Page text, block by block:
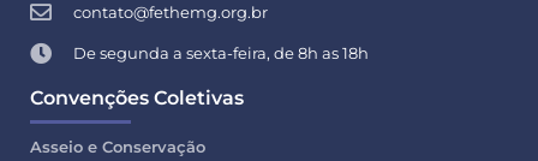
contato@fethemg.org.br
De segunda a sexta-feira, de 8h as 18h
Convenções Coletivas
Asseio e Conservação